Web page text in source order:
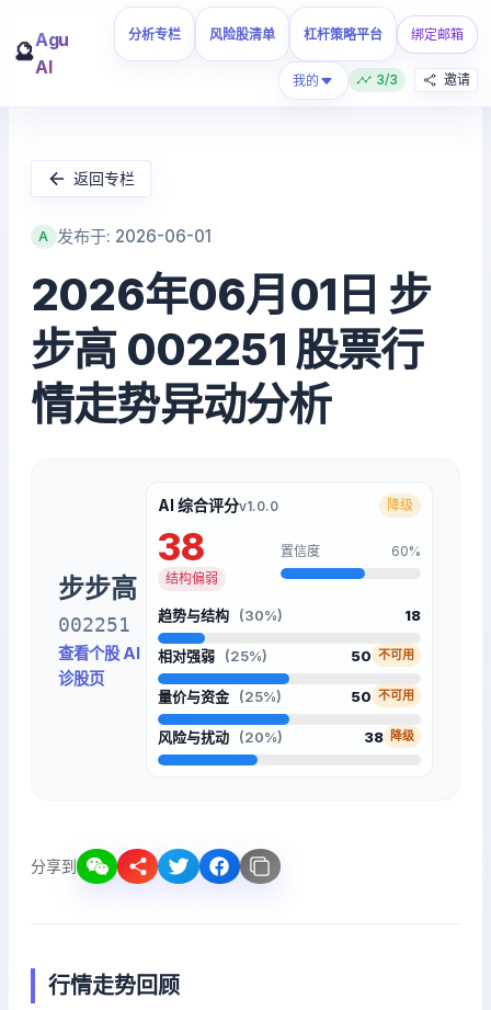
🔮Agu
AI
分析专栏 风险股清单 杠杆策略平台 绑定邮箱
我的 3/3 邀请
返回专栏
A 发布于: 2026-06-01
2026年06月01日 步
步高 002251 股票行
情走势异动分析
步步高
002251
查看个股 AI
诊股页
AI 综合评分v1.0.0 降级
38
结构偏弱
置信度 60%
趋势与结构 (30%) 18
相对强弱 (25%) 50 不可用
量价与资金 (25%) 50 不可用
风险与扰动 (20%) 38 降级
分享到
行情走势回顾